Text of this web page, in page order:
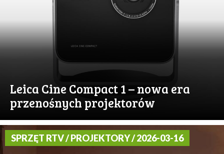
Leica Cine Compact 1 – nowa era
przenośnych projektorów
SPRZĘT RTV / PROJEKTORY / 2026-03-16